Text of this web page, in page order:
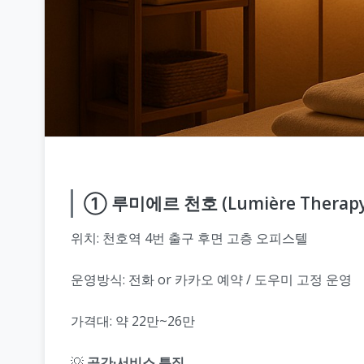
① 루미에르 천호 (Lumière
위치: 천호역 4번 출구 후면 고층 오피스텔
운영방식: 전화 or 카카오 예약 / 도우미 고정 운영
가격대: 약 22만~26만